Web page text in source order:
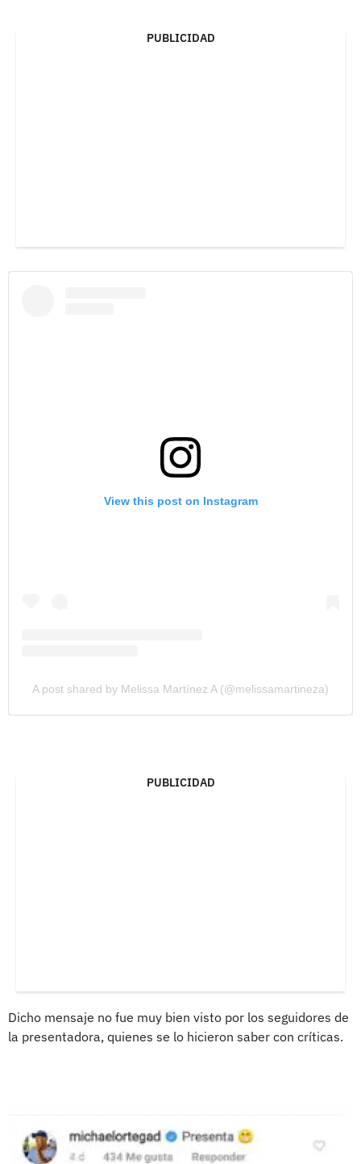
PUBLICIDAD
View this post on Instagram
A post shared by Melissa Martínez A (@melissamartineza)
PUBLICIDAD
Dicho mensaje no fue muy bien visto por los seguidores de
la presentadora, quienes se lo hicieron saber con críticas.